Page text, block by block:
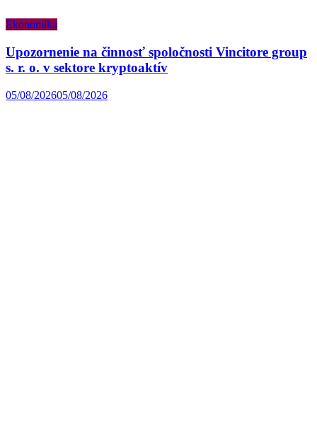
Ekonomika
Upozornenie na činnosť spoločnosti Vincitore group
s. r. o. v sektore kryptoaktív
05/08/202605/08/2026